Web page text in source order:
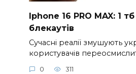
Iphone 16 PRO MAX: 1
блекаутів
Сучасні реалії змушують
користувачів
0 311